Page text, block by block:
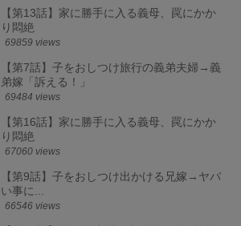
【第13話】家に勝手に入る義母、罠にかか
り悶絶
69859 views
【第7話】子をおしつけ旅行の義弟夫婦→義
弟嫁「訴える！」
69484 views
【第16話】家に勝手に入る義母、罠にかか
り悶絶
67060 views
【第9話】子をおしつけ出かける兄嫁→ヤバ
い事に...
66546 views